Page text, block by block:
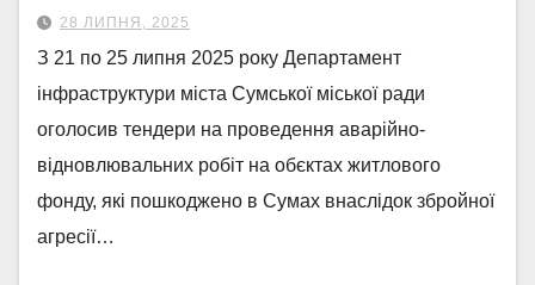
28 ЛИПНЯ, 2025
З 21 по 25 липня 2025 року Департамент
інфраструктури міста Сумської міської ради
оголосив тендери на проведення аварійно-
відновлювальних робіт на обєктах житлового
фонду, які пошкоджено в Сумах внаслідок збройної
агресії…